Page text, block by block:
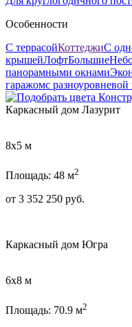
Особенности
С террасойКоттеджиС
крышейЛофтБольшие
панорамными окнами
гаражомс
Каркасный дом Лазурит
8х5 м
Площадь: 48 м2
от 3 352 250 руб.
Каркасный дом Югра
6х8 м
Площадь: 70.9 м2